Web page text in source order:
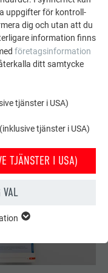
uppgifter för kontroll-
dig och utan att du
information finns
företagsinformation
ditt samtycke
tjänster i USA)
tjänster i USA)
TJÄNSTER I USA)
VAL
att webbplatsen